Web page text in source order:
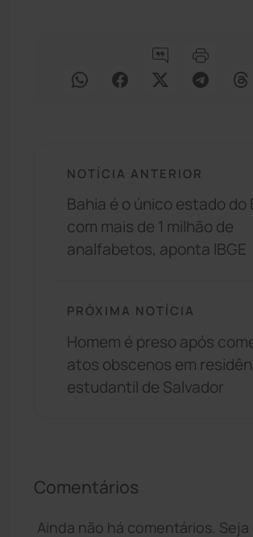
NOTÍCIA ANTERIOR
Bahia é o único estado do
com mais de 1 milhão de
analfabetos, aponta IBGE
PRÓXIMA NOTÍCIA
Homem é preso após
atos obscenos em
estudantil de Salvador
Comentários
Ainda não há comentários. Seja